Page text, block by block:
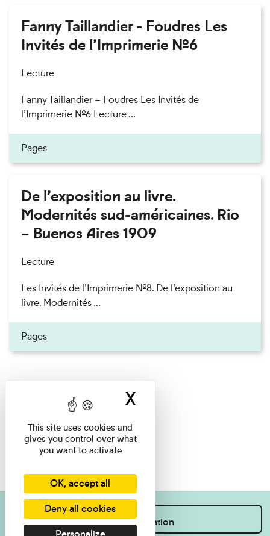
Fanny Taillandier - Foudres Les
Invités de l’Imprimerie n°6
Lecture
Fanny Taillandier – Foudres Les Invités de
l’Imprimerie n°6 Lecture ...
Pages
De l’exposition au livre.
Modernités sud-américaines. Rio
– Buenos Aires 1909
Lecture
Les Invités de l’Imprimerie n°8. De l’exposition au
livre. Modernités ...
Pages
I want information
This site uses cookies and
gives you control over what
you want to activate
OK, accept all
Deny all cookies
X